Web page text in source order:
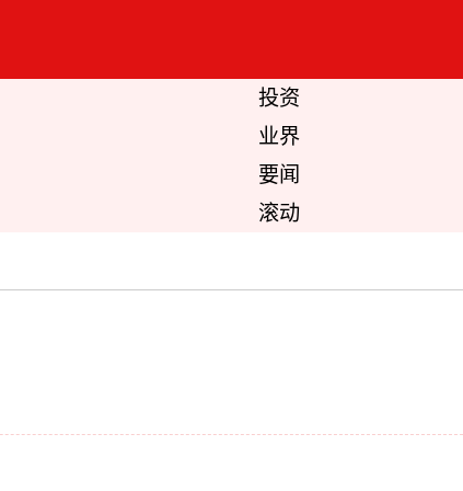
投资
业界
要闻
滚动